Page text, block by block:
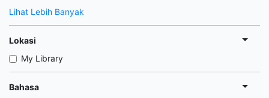
Lihat Lebih Banyak
Lokasi
My Library
Bahasa